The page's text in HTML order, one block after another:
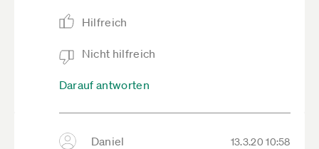
Hilfreich
Nicht hilfreich
Darauf antworten
Daniel 13.3.20 10:58